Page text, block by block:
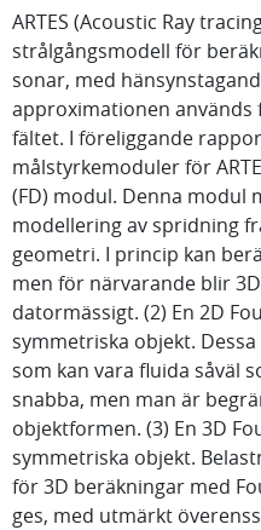
ARTES (Acoustic Ray
strålgångsmodell för
sonar, med
approximationen
fältet. I föreliggande
målstyrkemoduler för
(FD) modul. Denna modul
modellering av spridning
geometri. I princip kan
men för närvarande blir
datormässigt. (2) En 2D
symmetriska objekt.
som kan vara fluida såväl
snabba, men man är
objektformen. (3) En 3D
symmetriska objekt.
för 3D beräkningar med
ges, med utmärkt